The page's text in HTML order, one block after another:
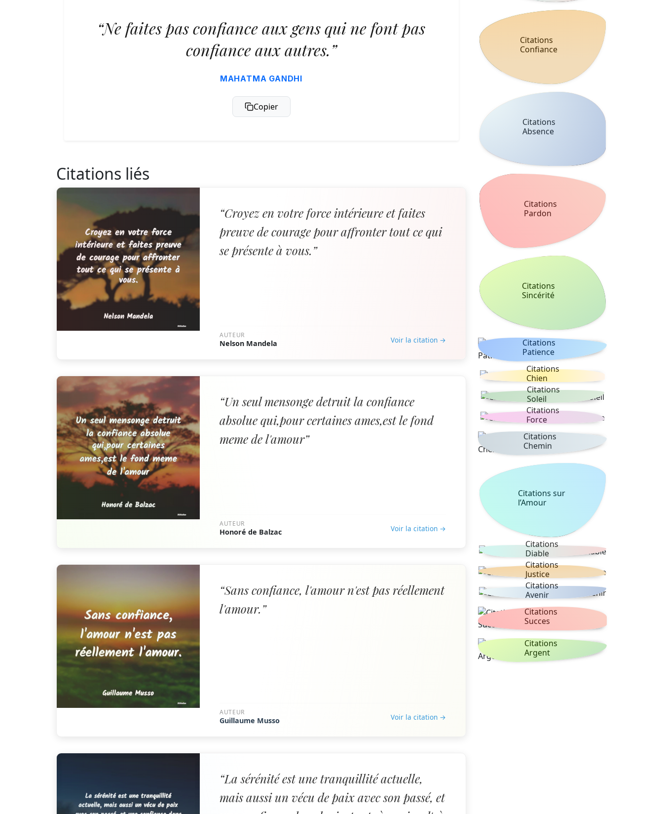
“Ne faites pas confiance aux gens qui ne font pas
confiance aux autres.”
MAHATMA GANDHI
Copier
Citations liés
“Croyez en votre force intérieure et faites
preuve de courage pour affronter tout ce qui
se présente à vous.”
AUTEUR
Nelson Mandela Voir la citation →
“Un seul mensonge detruit la confiance
absolue qui,pour certaines ames,est le fond
meme de l'amour”
AUTEUR
Honoré de Balzac Voir la citation →
“Sans confiance, l'amour n'est pas réellement
l'amour.”
AUTEUR
Guillaume Musso Voir la citation →
“La sérénité est une tranquillité actuelle,
mais aussi un vécu de paix avec son passé, et
Citations
Confiance
Citations
Absence
Citations
Pardon
Citations
Sincérité
Citations
Patience
Citations
Chien
Citations
Soleil
Citations
Force
Citations
Chemin
Citations sur
l’Amour
Citations
Diable
Citations
Justice
Citations
Avenir
Citations
Succes
Citations
Argent